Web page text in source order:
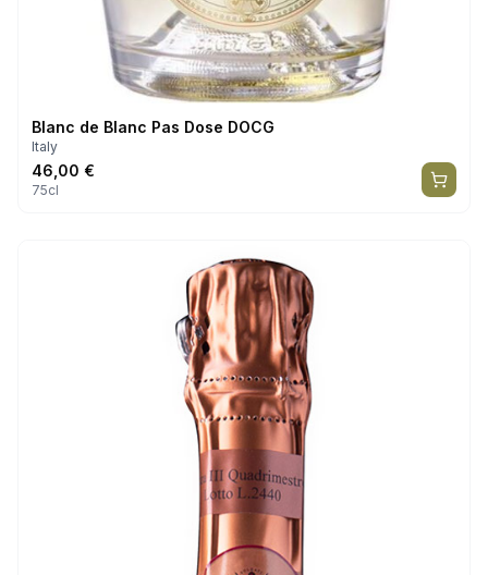
Blanc de Blanc Pas Dose DOCG
Italy
46,00 €
75cl